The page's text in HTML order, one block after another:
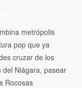
metrópolis
pop que ya
cruzar de los
del Niágara, pasear
Rocosas